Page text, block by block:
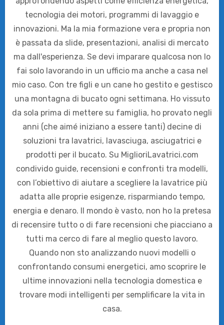
tecnologia dei motori, programmi di lavaggio e
innovazioni. Ma la mia formazione vera e propria non
è passata da slide, presentazioni, analisi di mercato
ma dall'esperienza. Se devi imparare qualcosa non lo
fai solo lavorando in un ufficio ma anche a casa nel
mio caso. Con tre figli e un cane ho gestito e gestisco
una montagna di bucato ogni settimana. Ho vissuto
da sola prima di mettere su famiglia, ho provato negli
anni (che aimé iniziano a essere tanti) decine di
soluzioni tra lavatrici, lavasciuga, asciugatrici e
prodotti per il bucato. Su MiglioriLavatrici.com
condivido guide, recensioni e confronti tra modelli,
con l’obiettivo di aiutare a scegliere la lavatrice più
adatta alle proprie esigenze, risparmiando tempo,
energia e denaro. Il mondo è vasto, non ho la pretesa
di recensire tutto o di fare recensioni che piacciano a
tutti ma cerco di fare al meglio questo lavoro.
Quando non sto analizzando nuovi modelli o
confrontando consumi energetici, amo scoprire le
ultime innovazioni nella tecnologia domestica e
trovare modi intelligenti per semplificare la vita in
casa.